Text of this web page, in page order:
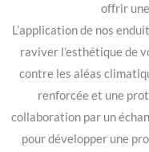
offrir
L’application de nos
raviver l’esthétique de
contre les aléas
renforcée et une
collaboration par un
pour développer une